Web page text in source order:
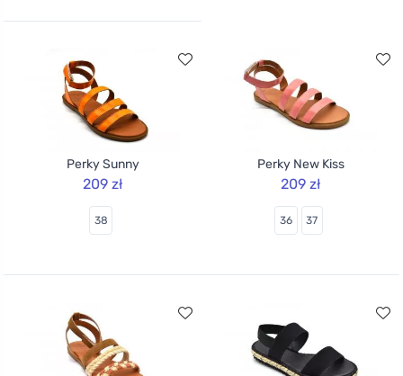
Perky Sunny
209 zł
38
Perky New Kiss
209 zł
36 37